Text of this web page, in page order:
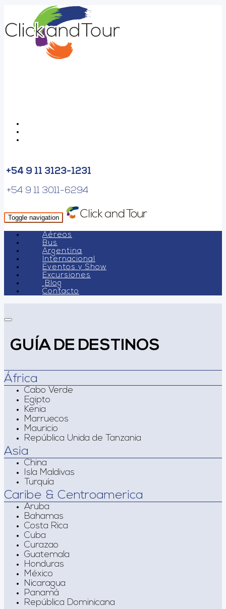
+54 9 11 3123-1231
+54 9 11 3011-6294
Toggle navigation
Aéreos
Bus
Argentina
Internacional
Eventos y Show
Excursiones
Blog
Contacto
GUÍA DE DESTINOS
África
Cabo Verde
Egipto
Kenia
Marruecos
Mauricio
República Unida de Tanzania
Asia
China
Isla Maldivas
Turquía
Caribe & Centroamerica
Aruba
Bahamas
Costa Rica
Cuba
Curazao
Guatemala
Honduras
México
Nicaragua
Panamá
República Dominicana